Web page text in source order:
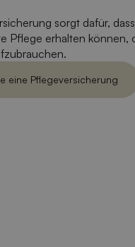
sorgt dafür,
Pflege erhalten können,
eine Pflegeversicherung
eine Pflegeversicherung